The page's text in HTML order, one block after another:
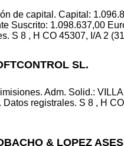
de capital. Capital:
Suscrito: 1.098.637,00
S 8 , H CO 45307, I/A 2
SL.
Adm. Solid.:
Datos registrales. S 8 , H
& LOPEZ